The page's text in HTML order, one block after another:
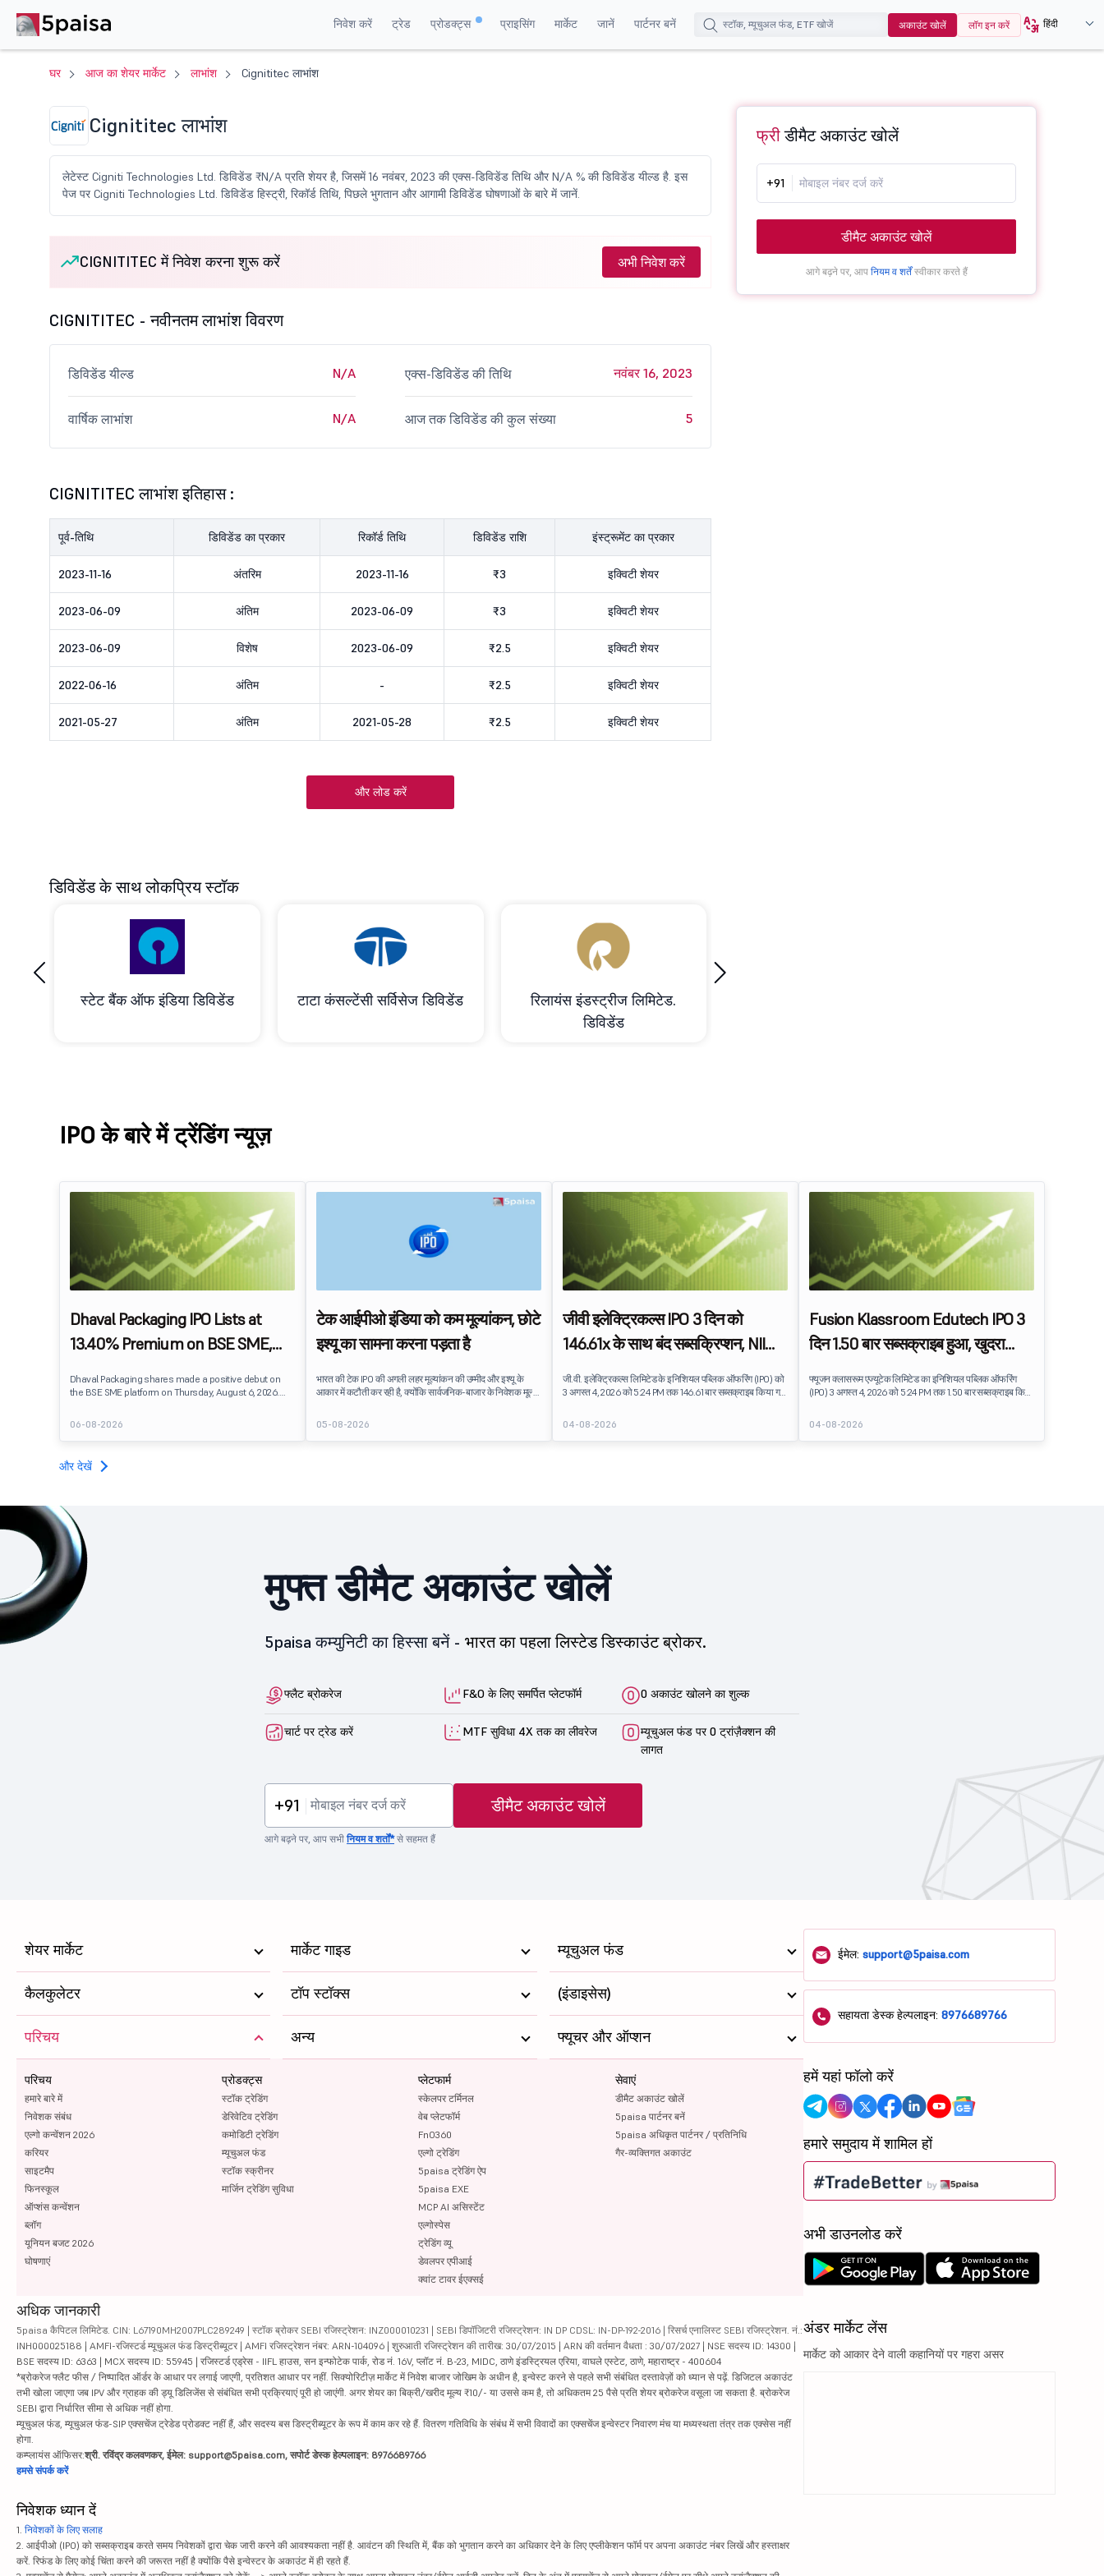
निवेश करें ट्रेड प्रोडक्ट्स प्राइसिंग मार्केट जानें पार्टनर बनें अकाउंट खोलें लॉग इन करें हिंदी
घर आज का शेयर मार्केट लाभांश Cignititec लाभांश
Cignititec लाभांश
लेटेस्ट Cigniti Technologies Ltd. डिविडेंड ₹N/A प्रति शेयर है, जिसमें 16 नवंबर, 2023 की एक्स-डिविडेंड तिथि और N/A % की डिविडेंड यील्ड है. इस
पेज पर Cigniti Technologies Ltd. डिविडेंड हिस्ट्री, रिकॉर्ड तिथि, पिछले भुगतान और आगामी डिविडेंड घोषणाओं के बारे में जानें.
CIGNITITEC में निवेश करना शुरू करें अभी निवेश करें
CIGNITITEC - नवीनतम लाभांश विवरण
डिविडेंड यील्ड N/A
वार्षिक लाभांश N/A
एक्स-डिविडेंड की तिथि नवंबर 16, 2023
आज तक डिविडेंड की कुल संख्या 5
CIGNITITEC लाभांश इतिहास :
पूर्व-तिथि डिविडेंड का प्रकार रिकॉर्ड तिथि डिविडेंड राशि इंस्ट्रूमेंट का प्रकार
2023-11-16 अंतरिम 2023-11-16 ₹3 इक्विटी शेयर
2023-06-09 अंतिम 2023-06-09 ₹3 इक्विटी शेयर
2023-06-09 विशेष 2023-06-09 ₹2.5 इक्विटी शेयर
2022-06-16 अंतिम - ₹2.5 इक्विटी शेयर
2021-05-27 अंतिम 2021-05-28 ₹2.5 इक्विटी शेयर
और लोड करें
फ्रीडीमैट अकाउंट खोलें
+91
डीमैट अकाउंट खोलें
आगे बढ़ने पर, आप नियम व शर्तेंस्वीकार करते हैं
डिविडेंड के साथ लोकप्रिय स्टॉक
स्टेट बैंक ऑफ इंडिया डिविडेंड टाटा कंसल्टेंसी सर्विसेज डिविडेंड
रिलायंस इंडस्ट्रीज लिमिटेड.
डिविडेंड
‹ ›
IPO के बारे में ट्रेंडिंग न्यूज़
Dhaval Packaging IPO Lists at
13.40% Premium on BSE SME,
Dhaval Packaging shares made a positive debut on
the BSE SME platform on Thursday, August 6, 2026.
issue price of ₹97, reflecting healthy investor interest
after the IPO witnessed robust subscription across all
investor categories. The Grey Market Premium (GMP)
was last reported at ₹12 ahead of listing, indicating
positive market sentiment.
06-08-2026
टेक आईपीओ इंडिया को कम मूल्यांकन, छोटे
इश्यू का सामना करना पड़ता है
भारत की टेक IPO की अगली लहर मूल्यांकन की उम्मीद और इश्यू के
आकार में कटौती कर रही है, क्योंकि सार्वजनिक-बाजार के निवेशक मूल्य
की आगामी तकनीकी सूची की फसल का पुनर्मूल्यांकन किया जा रहा है.
05-08-2026
जीवी इलेक्ट्रिकल्स IPO 3 दिन को
146.61x के साथ बंद सब्सक्रिप्शन, NII
सेगमेंट मांग को लीड करता है
जी.वी. इलेक्ट्रिकल्स लिमिटेड के इनिशियल पब्लिक ऑफरिंग (IPO) को
3 अगस्त 4, 2026 को 5:24 PM तक 146.61 बार सब्सक्राइब किया गया
30.52 करोड़ शेयरों के लिए बिड प्राप्त हुई.
04-08-2026
Fusion Klassroom Edutech IPO 3
दिन 1.50 बार सब्सक्राइब हुआ, खुदरा
निवेशकों की मांग बढ़ी
फ्यूजन क्लासरूम एज्यूटेक लिमिटेड का इनिशियल पब्लिक ऑफरिंग
(IPO) 3 अगस्त 4, 2026 को 5:24 PM तक 1.50 बार सब्सक्राइब किया
शेयरों पर 24.46 लाख शेयरों के लिए बिड प्राप्त हुई.
04-08-2026
और देखें
मुफ्त डीमैट अकाउंट खोलें
5paisa कम्युनिटी का हिस्सा बनें - भारत का पहला लिस्टेड डिस्काउंट ब्रोकर.
फ्लैट ब्रोकरेज F&O के लिए समर्पित प्लेटफॉर्म 0 अकाउंट खोलने का शुल्क
चार्ट पर ट्रेड करें MTF सुविधा 4X तक का लीवरेज
म्यूचुअल फंड पर 0 ट्रांज़ैक्शन की
लागत
+91 डीमैट अकाउंट खोलें
आगे बढ़ने पर, आप सभीनियम व शर्तों*से सहमत हैं
शेयर मार्केट मार्केट गाइड म्यूचुअल फंड
कैलकुलेटर टॉप स्टॉक्स (इंडाइसेस)
परिचय
परिचय
हमारे बारे में
निवेशक संबंध
एल्गो कन्वेंशन 2026
करियर
साइटमैप
फिनस्कूल
ऑप्शंस कन्वेंशन
ब्लॉग
यूनियन बजट 2026
घोषणाएं
प्रोडक्ट्स
स्टॉक ट्रेडिंग
डेरिवेटिव ट्रेडिंग
कमोडिटी ट्रेडिंग
म्यूचुअल फंड
स्टॉक स्क्रीनर
मार्जिन ट्रेडिंग सुविधा
प्लेटफार्म
स्केलपर टर्मिनल
वेब प्लेटफॉर्म
FnO360
एल्गो ट्रेडिंग
5paisa ट्रेडिंग ऐप
5paisa EXE
MCP AI असिस्टेंट
एल्गोस्पेस
ट्रेडिंग व्यू
डेवलपर एपीआई
क्वांट टावर ईएक्सई
सेवाएं
डीमैट अकाउंट खोलें
5paisa पार्टनर बनें
5paisa अधिकृत पार्टनर / प्रतिनिधि
गैर-व्यक्तिगत अकाउंट
अन्य फ्यूचर और ऑप्शन
अधिक जानकारी
5paisa कैपिटल लिमिटेड. CIN: L67190MH2007PLC289249 | स्टॉक ब्रोकर SEBI रजिस्ट्रेशन: INZ000010231 | SEBI डिपॉजिटरी रजिस्ट्रेशन: IN DP CDSL: IN-DP-192-2016 | रिसर्च एनालिस्ट SEBI रजिस्ट्रेशन. नं.:
INH000025188 | AMFI-रजिस्टर्ड म्यूचुअल फंड डिस्ट्रीब्यूटर | AMFI रजिस्ट्रेशन नंबर: ARN-104096 | शुरुआती रजिस्ट्रेशन की तारीख: 30/07/2015 | ARN की वर्तमान वैधता : 30/07/2027 | NSE सदस्य ID: 14300 |
BSE सदस्य ID: 6363 | MCX सदस्य ID: 55945 | रजिस्टर्ड एड्रेस - IIFL हाउस, सन इन्फोटेक पार्क, रोड नं. 16V, प्लॉट नं. B-23, MIDC, ठाणे इंडस्ट्रियल एरिया, वाघले एस्टेट, ठाणे, महाराष्ट्र - 400604
*ब्रोकरेज फ्लैट फीस / निष्पादित ऑर्डर के आधार पर लगाई जाएगी, प्रतिशत आधार पर नहीं. सिक्योरिटीज़ मार्केट में निवेश बाजार जोखिम के अधीन है, इन्वेस्ट करने से पहले सभी संबंधित दस्तावेज़ों को ध्यान से पढ़ें. डिजिटल अकाउंट
तभी खोला जाएगा जब IPV और ग्राहक की ड्यू डिलिजेंस से संबंधित सभी प्रक्रियाएं पूरी हो जाएंगी. अगर शेयर का बिक्री/खरीद मूल्य ₹10/- या उससे कम है, तो अधिकतम 25 पैसे प्रति शेयर ब्रोकरेज वसूला जा सकता है. ब्रोकरेज
SEBI द्वारा निर्धारित सीमा से अधिक नहीं होगा.
म्यूचुअल फंड, म्यूचुअल फंड-SIP एक्सचेंज ट्रेडेड प्रोडक्ट नहीं हैं, और सदस्य बस डिस्ट्रीब्यूटर के रूप में काम कर रहे हैं. वितरण गतिविधि के संबंध में सभी विवादों का एक्सचेंज इन्वेस्टर निवारण मंच या मध्यस्थता तंत्र तक एक्सेस नहीं
होगा.
कम्प्लायंस ऑफिसर:श्री. रविंद्र कलवणकर, ईमेल: support@5paisa.com, सपोर्ट डेस्क हेल्पलाइन: 8976689766
हमसे संपर्क करें
निवेशक ध्यान दें
1. निवेशकों के लिए सलाह
2. आईपीओ (IPO) को सब्सक्राइब करते समय निवेशकों द्वारा चेक जारी करने की आवश्यकता नहीं है. आवंटन की स्थिति में, बैंक को भुगतान करने का अधिकार देने के लिए एप्लीकेशन फॉर्म पर अपना अकाउंट नंबर लिखें और हस्ताक्षर
करें. रिफंड के लिए कोई चिंता करने की जरूरत नहीं है क्योंकि पैसे इन्वेस्टर के अकाउंट में ही रहते हैं.
ईमेल:support@5paisa.com
सहायता डेस्क हेल्पलाइन:8976689766
हमें यहां फॉलो करें
हमारे समुदाय में शामिल हों
अभी डाउनलोड करें
अंडर मार्केट लेंस
मार्केट को आकार देने वाली कहानियों पर गहरा असर